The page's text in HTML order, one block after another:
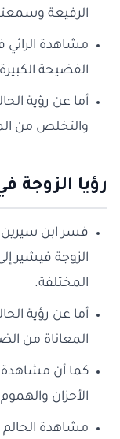
الرفيعة
مشاهدة الرائي
الفضيحة
أما عن رؤية
والتخلص من
رؤيا الزوجة
فسر ابن سيرين
الزوجة فيشير
المختلفة.
أما عن رؤية
المعاناة من
كما أن مشاهدة
الأحزان
مشاهدة الحالم